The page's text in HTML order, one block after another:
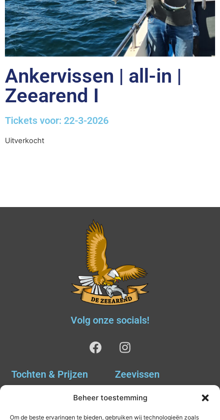
Beheer toestemming
Om de beste ervaringen te bieden, gebruiken wij technologieën zoals
Ankervissen | all-in |
Zeearend I
Tickets voor: 22-3-2026
Uitverkocht
Volg onze socials!
Tochten & Prijzen Zeevissen
Tochten & Prijzen